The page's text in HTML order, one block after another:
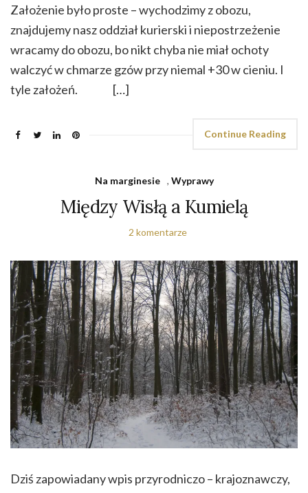
Założenie było proste – wychodzimy z obozu,
znajdujemy nasz oddział kurierski i niepostrzeżenie
wracamy do obozu, bo nikt chyba nie miał ochoty
walczyć w chmarze gzów przy niemal +30 w cieniu. I
tyle założeń. […]
Continue Reading
Na marginesie , Wyprawy
Między Wisłą a Kumielą
2 komentarze
Dziś zapowiadany wpis przyrodniczo – krajoznawczy,